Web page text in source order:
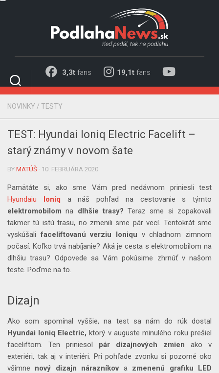
3,3tfans 19,1tfans
NOVINKY / TESTY
TEST: Hyundai Ioniq Electric Facelift –
starý známy v novom šate
BY MATÚŠ · 10. FEBRUÁRA 2020
Pamätáte si, ako sme Vám pred nedávnom priniesli test
Hyundaiu Ioniq a náš pohľad na cestovanie s týmto
elektromobilom na dlhšie trasy? Teraz sme si zopakovali
takmer tú istú trasu, no zmenili sme pár vecí. Tentokrát sme
vyskúšalifaceliftovanú verziu Ioniqu v chladnom zimnom
počasí. Koľko trvá nabíjanie? Aká je cesta s elektromobilom na
dlhšiu trasu? Odpovede sa Vám pokúsime zhrnúť v našom
teste. Poďme na to.
Dizajn
Ako som spomínal vyššie, na test sa nám do rúk dostal
Hyundai Ioniq Electric, ktorý v auguste minulého roku prešiel
faceliftom. Ten priniesol pár dizajnových zmien ako v
exteriéri, tak aj v interiéri. Pri pohľade zvonku si pozorné oko
všimne nový dizajn nárazníkova zmenenú grafiku LED